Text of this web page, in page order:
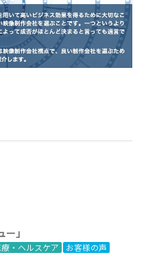
」
・ヘルスケア
お客様の声